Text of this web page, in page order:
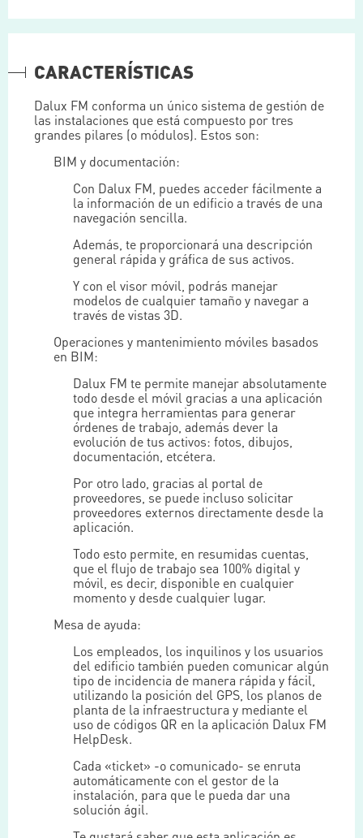
CARACTERÍSTICAS
Dalux FM conforma un único sistema de gestión de
las instalaciones que está compuesto por tres
grandes pilares (o módulos). Estos son:
BIM y documentación:
Con Dalux FM, puedes acceder fácilmente a
la información de un edificio a través de una
navegación sencilla.
Además, te proporcionará una descripción
general rápida y gráfica de sus activos.
Y con el visor móvil, podrás manejar
modelos de cualquier tamaño y navegar a
través de vistas 3D.
Operaciones y mantenimiento móviles basados
en BIM:
Dalux FM te permite manejar absolutamente
todo desde el móvil gracias a una aplicación
que integra herramientas para generar
órdenes de trabajo, además dever la
evolución de tus activos: fotos, dibujos,
documentación, etcétera.
Por otro lado, gracias al portal de
proveedores, se puede incluso solicitar
proveedores externos directamente desde la
aplicación.
Todo esto permite, en resumidas cuentas,
que el flujo de trabajo sea 100% digital y
móvil, es decir, disponible en cualquier
momento y desde cualquier lugar.
Mesa de ayuda:
Los empleados, los inquilinos y los usuarios
del edificio también pueden comunicar algún
tipo de incidencia de manera rápida y fácil,
utilizando la posición del GPS, los planos de
planta de la infraestructura y mediante el
uso de códigos QR en la aplicación Dalux FM
HelpDesk.
Cada «ticket» -o comunicado- se enruta
automáticamente con el gestor de la
instalación, para que le pueda dar una
solución ágil.